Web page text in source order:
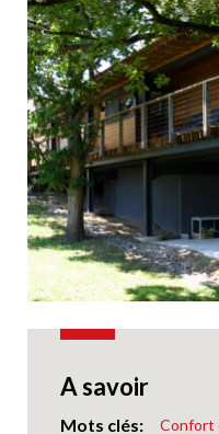
A savoir
Mots clés
Confort